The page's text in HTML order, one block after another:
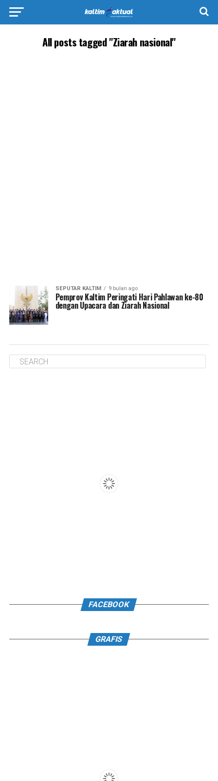
All posts tagged "Ziarah nasional"
SEPUTAR KALTIM 9 bulan ago
Pemprov Kaltim Peringati Hari Pahlawan ke-80
dengan Upacara dan Ziarah Nasional
FACEBOOK
GRAFIS